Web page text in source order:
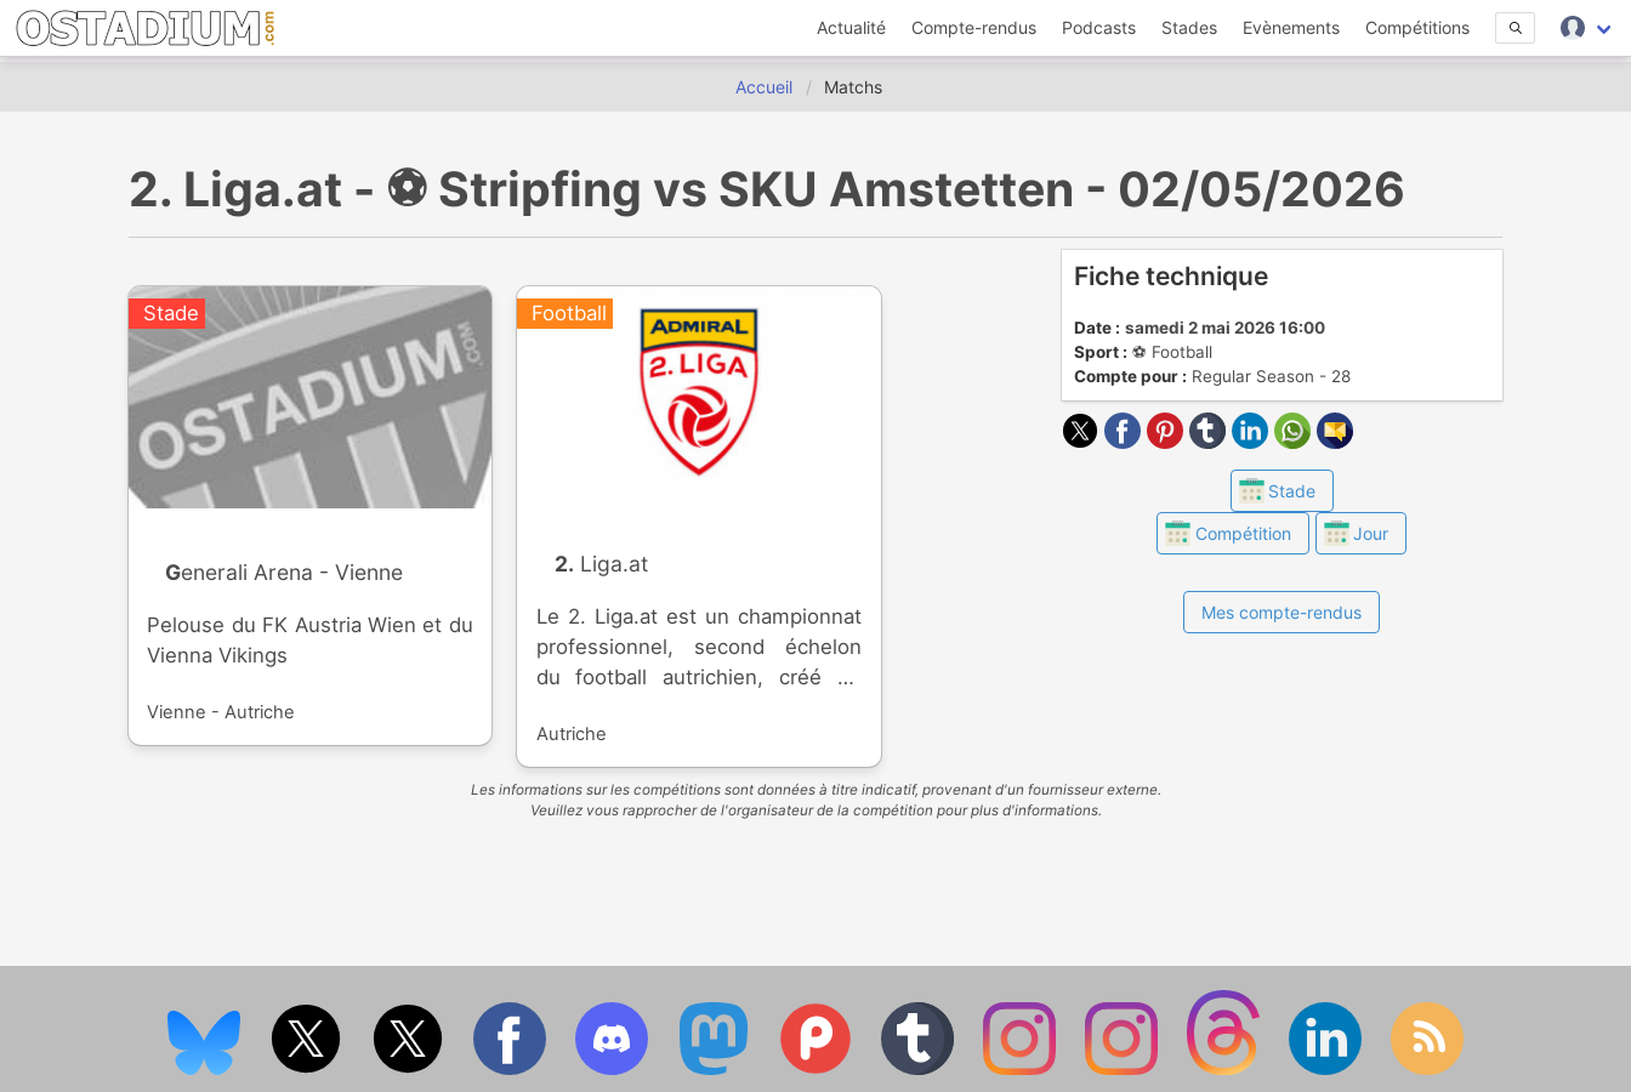
Actualité Compte-rendus Podcasts Stades Evènements Compétitions
Accueil Matchs
2. Liga.at - ⚽️ Stripfing vs SKU Amstetten - 02/05/2026
Stade
Generali Arena - Vienne
Pelouse du FK Austria Wien et du
Vienna Vikings
Vienne - Autriche
Football
2. Liga.at
Le 2. Liga.at est un championnat
professionnel, second échelon
du football autrichien, créé en
la montée dans l'élite.
Autriche
Fiche technique
Date : samedi 2 mai 2026 16:00
Sport : ⚽️ Football
Compte pour : Regular Season - 28
Stade
Compétition Jour
Mes compte-rendus
Les informations sur les compétitions sont données à titre indicatif, provenant d'un fournisseur externe.
Veuillez vous rapprocher de l'organisateur de la compétition pour plus d'informations.